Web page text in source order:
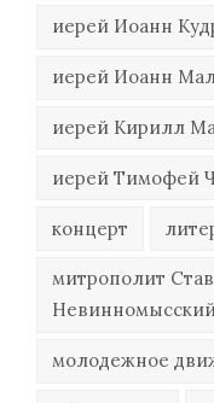
иерей Иоанн
иерей Иоанн
иерей Кирилл
иерей Тимофей
концерт
митрополит
молодежное